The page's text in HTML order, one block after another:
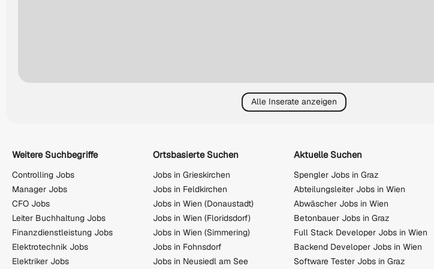
Alle Inserate anzeigen
Weitere Suchbegriffe
Controlling Jobs
Manager Jobs
CFO Jobs
Leiter Buchhaltung Jobs
Finanzdienstleistung Jobs
Elektrotechnik Jobs
Elektriker Jobs
Ortsbasierte Suchen
Jobs in Grieskirchen
Jobs in Feldkirchen
Jobs in Wien (Donaustadt)
Jobs in Wien (Floridsdorf)
Jobs in Wien (Simmering)
Jobs in Fohnsdorf
Jobs in Neusiedl am See
Aktuelle Suchen
Spengler Jobs in Graz
Abteilungsleiter Jobs in Wien
Abwäscher Jobs in Wien
Betonbauer Jobs in Graz
Full Stack Developer Jobs in Wien
Backend Developer Jobs in Wien
Software Tester Jobs in Graz